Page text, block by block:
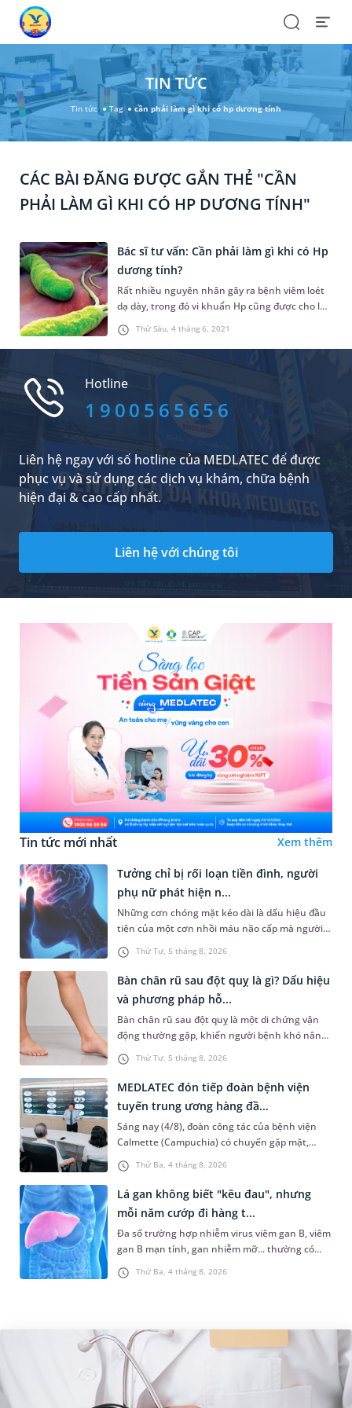
SearchOpen
TIN TỨC
Tin tức Tag cần phải làm gì khi có hp dương tính
CÁC BÀI ĐĂNG ĐƯỢC GẮN THẺ "CẦN
PHẢI LÀM GÌ KHI CÓ HP DƯƠNG TÍNH"
Thứ Sáu, 4 tháng 6, 2021
Bác sĩ tư vấn: Cần phải làm gì khi có Hp
dương tính?
Rất nhiều nguyên nhân gây ra bệnh viêm loét
dạ dày, trong đó vi khuẩn Hp cũng được cho là
một nguyên nhân phổ biến. Rất nhiều người do
chưa hiểu biết rõ về khuẩn Hp nên thường rất
lo lắng, ngược lại một số bệnh nhân lại hiểu
có tâm lý chủ quan. Vậy khuẩ...
Hotline
1900565656
Liên hệ ngay với số hotline của MEDLATEC để được
phục vụ và sử dụng các dịch vụ khám, chữa bệnh
hiện đại & cao cấp nhất.
Liên hệ với chúng tôi
Tin tức mới nhất Xem thêm
Thứ Tư, 5 tháng 8, 2026
Tưởng chỉ bị rối loạn tiền đình, người
phụ nữ phát hiện n...
Những cơn chóng mặt kéo dài là dấu hiệu đầu
tiên của một cơn nhồi máu não cấp mà người
bệnh không hề hay biết. Tại BVĐK MEDLATEC,
chiến lược chẩn đoán chính...
Thứ Tư, 5 tháng 8, 2026
Bàn chân rũ sau đột quỵ là gì? Dấu hiệu
và phương pháp hỗ...
Bàn chân rũ sau đột quỵ là một di chứng vận
động thường gặp, khiến người bệnh khó nâng
bàn chân khi đi lại, làm tăng nguy cơ vấp ngã và
ảnh hưởng đến khả năn...
Thứ Ba, 4 tháng 8, 2026
MEDLATEC đón tiếp đoàn bệnh viện
tuyến trung ương hàng đầ...
Sáng nay (4/8), đoàn công tác của bệnh viện
Calmette (Campuchia) có chuyến gặp mặt,
tham quan và làm việc tại Hệ thống Y tế
MEDLATEC. Chuyến thăm quan góp ph...
Thứ Ba, 4 tháng 8, 2026
Lá gan không biết "kêu đau", nhưng
mỗi năm cướp đi hàng t...
Đa số trường hợp nhiễm virus viêm gan B, viêm
gan B mạn tính, gan nhiễm mỡ... thường có
dấu hiệu mờ nhạt, hoặc không có dấu hiệu.
Đây có thể là con đường dẫn...